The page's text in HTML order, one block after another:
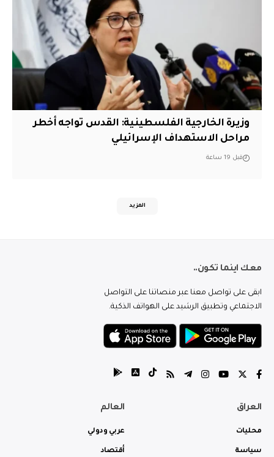
وزيرة الخارجية الفلسطينية: القدس تواجه أخطر
مراحل الاستهداف الإسرائيلي
قبل 19 ساعة
المزيد
معك اينما تكون..
ابقى على تواصل معنا عبر منصاتنا على التواصل
الاجتماعي وتطبيق الرشيد على الهواتف الذكية.
العراق
محليات
سياسة
العالم
عربي ودولي
أقتصاد